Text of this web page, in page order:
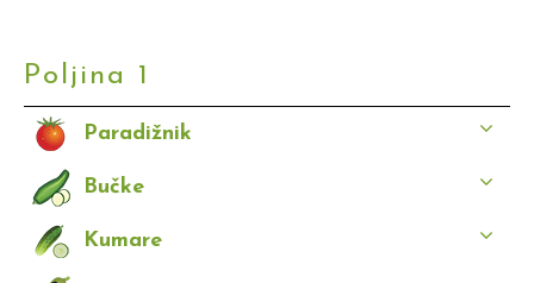
Poljina 1
Paradižnik
Bučke
Kumare